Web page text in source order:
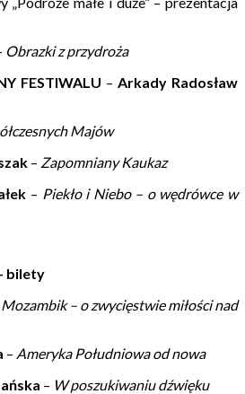
Obrazki z przydroża
FESTIWALU – Arkady Radosław
Majów
– Zapomniany Kaukaz
– Piekło i Niebo – o wędrówce w
bilety
Mozambik – o zwycięstwie miłości nad
– Ameryka Południowa od nowa
– W poszukiwaniu dźwięku